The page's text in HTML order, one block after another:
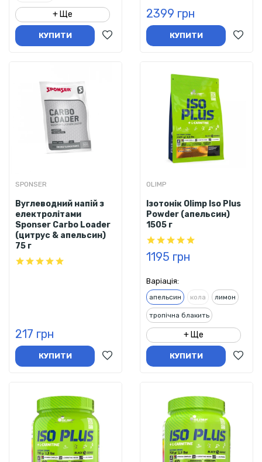
+ Ще
КУПИТИ
2399 грн
КУПИТИ
SPONSER
Вуглеводний напій з
електролітами
Sponser Carbo Loader
(цитрус & апельсин)
75 г
217 грн
КУПИТИ
OLIMP
Ізотонік Olimp Iso Plus
Powder (апельсин)
1505 г
1195 грн
Варіація:
апельсин кола лимон
тропічна блакить
+ Ще
КУПИТИ